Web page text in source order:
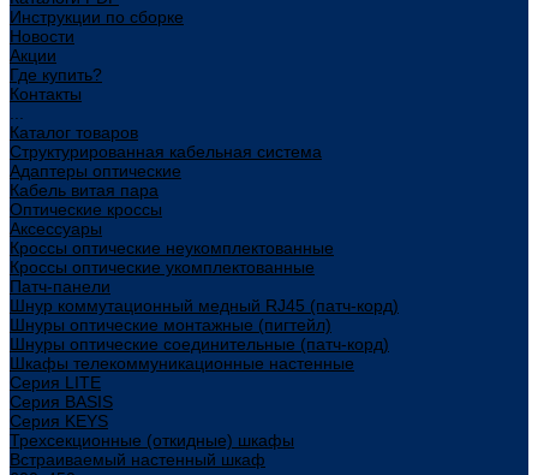
Инструкции по сборке
Новости
Акции
Где купить?
Контакты
Каталог товаров
Структурированная кабельная система
Адаптеры оптические
Кабель витая пара
Оптические кроссы
Аксессуары
Кроссы оптические неукомплектованные
Кроссы оптические укомплектованные
Патч-панели
Шнур коммутационный медный RJ45 (патч-корд)
Шнуры оптические монтажные (пигтейл)
Шнуры оптические соединительные (патч-корд)
Шкафы телекоммуникационные настенные
Cерия LITE
Cерия BASIS
Cерия KEYS
Трехсекционные (откидные) шкафы
Встраиваемый настенный шкаф